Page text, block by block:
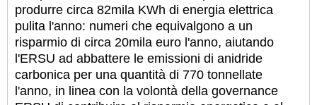
produrre circa 82mila KWh di energia elettrica
pulita l'anno: numeri che equivalgono a un
risparmio di circa 20mila euro l'anno, aiutando
l'ERSU ad abbattere le emissioni di anidride
carbonica per una quantità di 770 tonnellate
l'anno, in linea con la volontà della governance